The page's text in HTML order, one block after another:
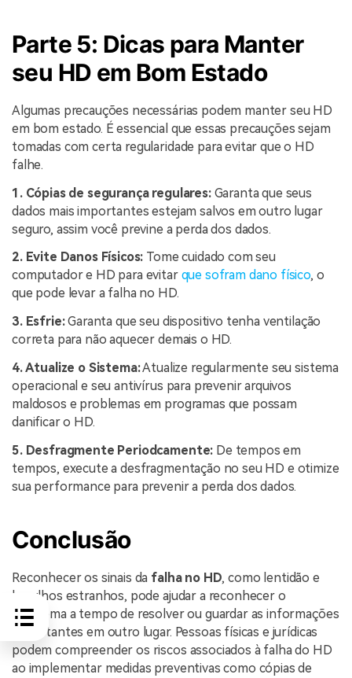
Parte 5: Dicas para Manter
seu HD em Bom Estado
Algumas precauções necessárias podem manter seu HD
em bom estado. É essencial que essas precauções sejam
tomadas com certa regularidade para evitar que o HD
falhe.
1. Cópias de segurança regulares:Garanta que seus
dados mais importantes estejam salvos em outro lugar
seguro, assim você previne a perda dos dados.
2. Evite Danos Físicos: Tome cuidado com seu
computador e HD para evitar que sofram dano físico, o
que pode levar a falha no HD.
3. Esfrie:Garanta que seu dispositivo tenha ventilação
correta para não aquecer demais o HD.
4. Atualize o Sistema:Atualize regularmente seu sistema
operacional e seu antivírus para prevenir arquivos
maldosos e problemas em programas que possam
danificar o HD.
5. Desfragmente Periodcamente: De tempos em
tempos, execute a desfragmentação no seu HD e otimize
sua performance para prevenir a perda dos dados.
Conclusão
Reconhecer os sinais da falha no HD, como lentidão e
barulhos estranhos, pode ajudar a reconhecer o
problema a tempo de resolver ou guardar as informações
importantes em outro lugar. Pessoas físicas e jurídicas
podem compreender os riscos associados à falha do HD
ao implementar medidas preventivas como cópias de